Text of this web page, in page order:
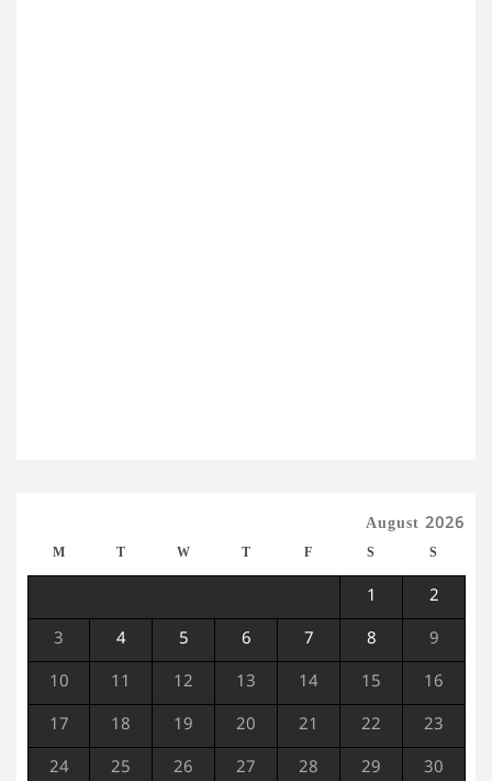
August 2026
M T W T F S S
1 2
3 4 5 6 7 8 9
10 11 12 13 14 15 16
17 18 19 20 21 22 23
24 25 26 27 28 29 30